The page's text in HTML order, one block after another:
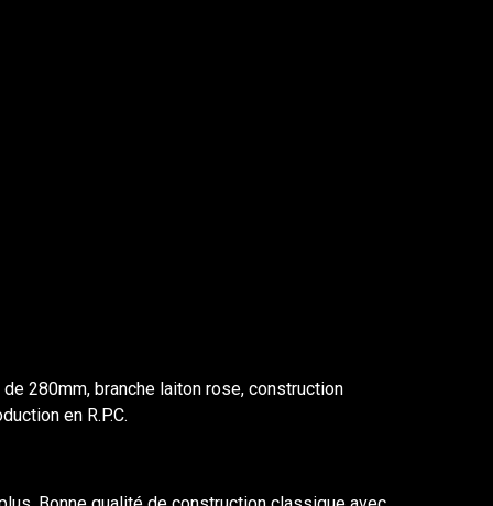
280mm, branche laiton rose, construction
en R.P.C.